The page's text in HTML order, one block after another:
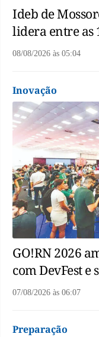
Ideb de
lidera entre as
08/08/2026 às 05:04
Inovação
GO!RN 2026
com DevFest e
07/08/2026 às 06:07
Preparação